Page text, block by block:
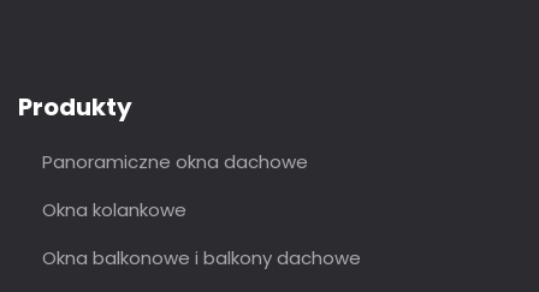
Produkty
Panoramiczne okna dachowe
Okna kolankowe
Okna balkonowe i balkony dachowe